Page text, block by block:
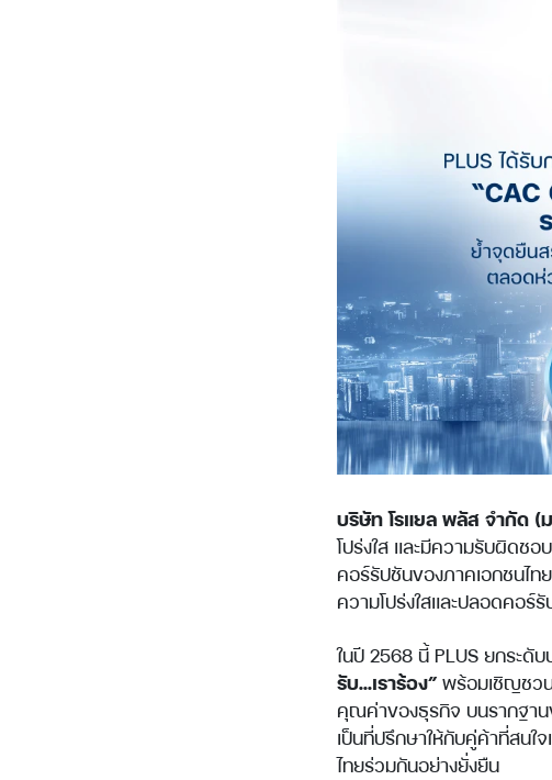
บริษัท โรแยล พลัส จำกัด (
โปร่งใส และมีความรับผิดช
คอร์รัปชันของภาคเอกชนไท
ความโปร่งใสและปลอดคอร์
ในปี 2568 นี้ PLUS ยกระดับ
รับ...เราร้อง” พร้อมเชิญชวน
คุณค่าของธุรกิจ บนรากฐาน
เป็นที่ปรึกษาให้กับคู่ค้าที่สนใ
ไทยร่วมกันอย่างยั่งยืน